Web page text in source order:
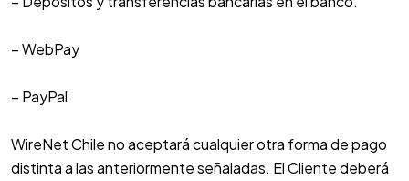
– WebPay
– PayPal
WireNet Chile no aceptará cualquier otra forma de pago
distinta a las anteriormente señaladas. El Cliente deberá